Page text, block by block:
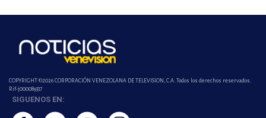
COPYRIGHT ©2026 CORPORACIÓN VENEZOLANA DE TELEVISION, C.A. Todos los derechos reservados.
Rif-j000089337
SIGUENOS EN: